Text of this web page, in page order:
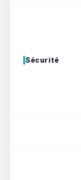
Sécurité